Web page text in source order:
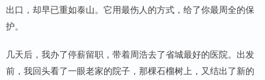
出口，却早已重如泰山。它用最伤人的方式，给了你最周全的保
护。
几天后，我办了停薪留职，带着周浩去了省城最好的医院。出发
前，我回头看了一眼老家的院子，那棵石榴树上，又结出了新的